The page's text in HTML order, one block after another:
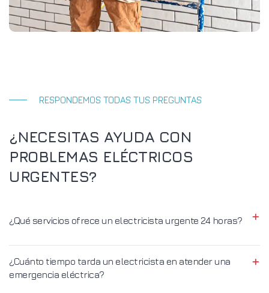
RESPONDEMOS TODAS TUS PREGUNTAS
¿NECESITAS AYUDA CON
PROBLEMAS ELÉCTRICOS
URGENTES?
¿Qué servicios ofrece un electricista urgente 24 horas?
¿Cuánto tiempo tarda un electricista en atender una
emergencia eléctrica?